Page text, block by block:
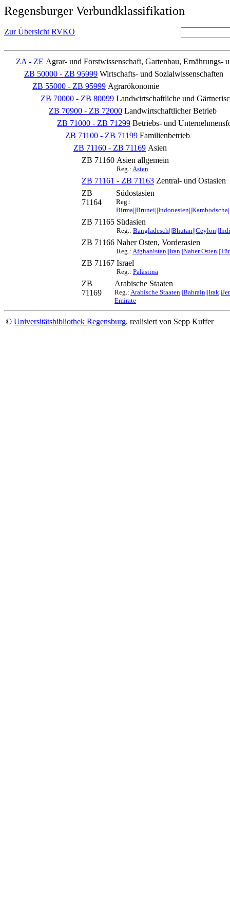
Regensburger Verbundklassifikation
Zur Übersicht RVKO
ZA - ZE Agrar- und Forstwissenschaft, Gartenbau, Ernährungs-
ZB 50000 - ZB 95999 Wirtschafts- und Sozialwissenschaften
ZB 55000 - ZB 95999 Agrarökonomie
ZB 70000 - ZB 80099 Landwirtschaftliche und
ZB 70900 - ZB 72000 Landwirtschaftlicher Betrieb
ZB 71000 - ZB 71299 Betriebs- und
ZB 71100 - ZB 71199 Familienbetrieb
ZB 71160 - ZB 71169 Asien
ZB 71160 Asien allgemein
Reg.: Asien
ZB 71161 - ZB 71163 Zentral- und Ostasien
ZB
71164
Südostasien
Reg.:
ZB 71165 Südasien
Reg.:
ZB 71166 Naher Osten, Vorderasien
Reg.: Afghanistan||Iran||Naher
ZB 71167 Israel
Reg.: Palästina
ZB
71169
Arabische Staaten
Reg.: Arabische
Emirate
© Universitätsbibliothek Regensburg, realisiert von Sepp Kuffer